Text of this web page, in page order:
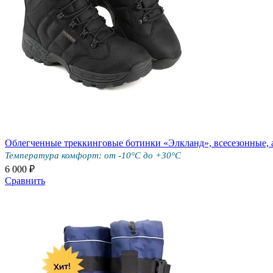
Облегченные треккинговые ботинки «Элкланд», всесезонные,
Температура комфорт: от -10°С до +30°С
6 000 ₽
Сравнить